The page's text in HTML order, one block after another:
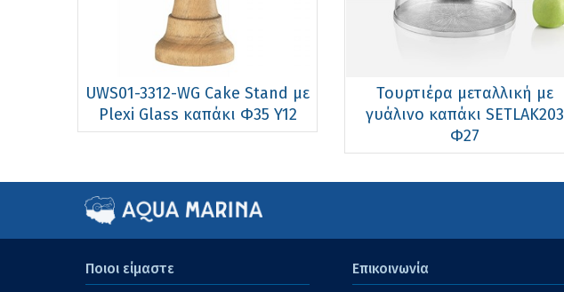
UWS01-3312-WG Cake Stand με
Plexi Glass καπάκι Φ35 Y12
Τουρτιέρα μεταλλική με
γυάλινο καπάκι SETLAK203
Φ27
Ποιοι είμαστε Επικοινωνία